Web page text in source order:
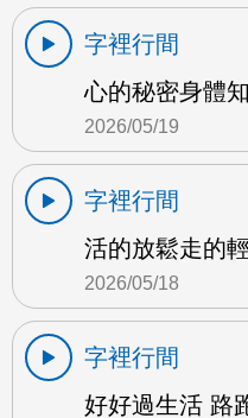
字裡行間
心的秘密身體
2026/05/19
字裡行間
活的放鬆走的
2026/05/18
字裡行間
好好過生活 路